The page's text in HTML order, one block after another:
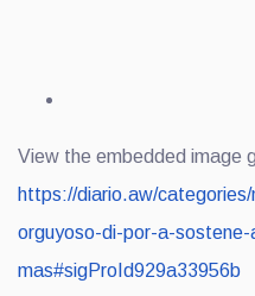
View the embedded image
https://diario.aw/
orguyoso-di-por-a-
mas#sigProId929a33956b